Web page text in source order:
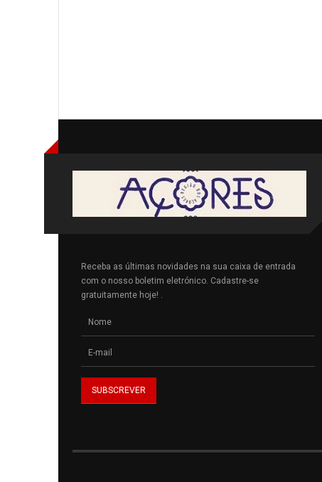
Receba as últimas novidades na sua caixa de entrada
com o nosso boletim eletrónico. Cadastre-se
gratuitamente hoje! .